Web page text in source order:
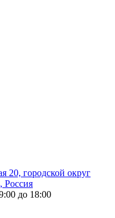
20, городской округ
Россия
до 18:00